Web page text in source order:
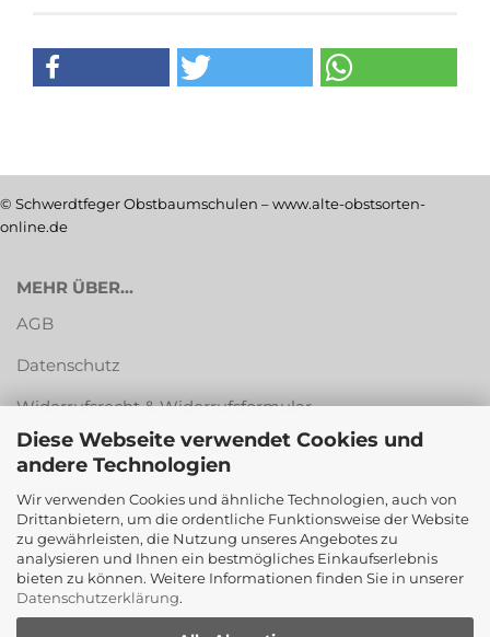
Diese Webseite verwendet Cookies und
andere Technologien
Wir verwenden Cookies und ähnliche Technologien, auch von
Drittanbietern, um die ordentliche Funktionsweise der Website
zu gewährleisten, die Nutzung unseres Angebotes zu
analysieren und Ihnen ein bestmögliches Einkaufserlebnis
bieten zu können. Weitere Informationen finden Sie in unserer
Datenschutzerklärung.
© Schwerdtfeger Obstbaumschulen – www.alte-obstsorten-
online.de
MEHR ÜBER...
AGB
Datenschutz
Widerrufsrecht & Widerrufsformular
Versandkosten & Zahlungsarten
Impressum
Cookie Einstellungen